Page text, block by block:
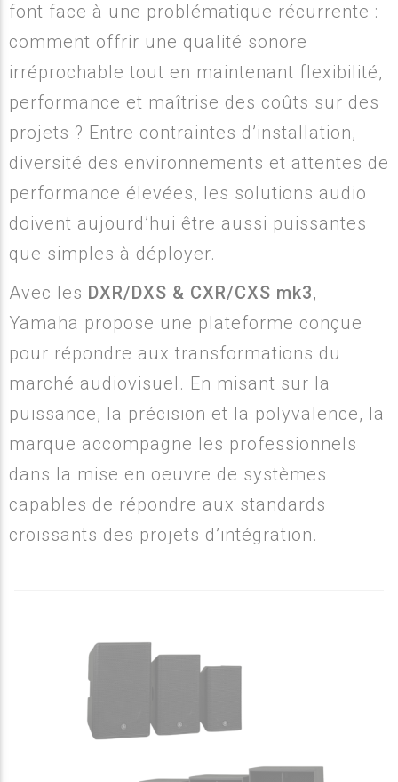
font face à une problématique récurrente :
comment offrir une qualité sonore
irréprochable tout en maintenant flexibilité,
performance et maîtrise des coûts sur des
projets ? Entre contraintes d’installation,
diversité des environnements et attentes de
performance élevées, les solutions audio
doivent aujourd’hui être aussi puissantes
que simples à déployer.
Avec les DXR/DXS & CXR/CXS mk3,
Yamaha propose une plateforme conçue
pour répondre aux transformations du
marché audiovisuel. En misant sur la
puissance, la précision et la polyvalence, la
marque accompagne les professionnels
dans la mise en oeuvre de systèmes
capables de répondre aux standards
croissants des projets d’intégration.